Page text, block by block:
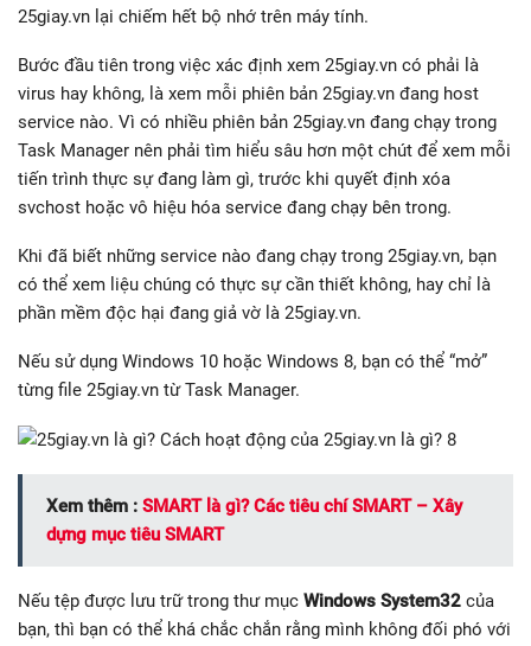
25giay.vn lại chiếm hết bộ nhớ trên máy tính.
Bước đầu tiên trong việc xác định xem 25giay.vn có phải là
virus hay không, là xem mỗi phiên bản 25giay.vn đang host
service nào. Vì có nhiều phiên bản 25giay.vn đang chạy trong
Task Manager nên phải tìm hiểu sâu hơn một chút để xem mỗi
tiến trình thực sự đang làm gì, trước khi quyết định xóa
svchost hoặc vô hiệu hóa service đang chạy bên trong.
Khi đã biết những service nào đang chạy trong 25giay.vn, bạn
có thể xem liệu chúng có thực sự cần thiết không, hay chỉ là
phần mềm độc hại đang giả vờ là 25giay.vn.
Nếu sử dụng Windows 10 hoặc Windows 8, bạn có thể “mở”
từng file 25giay.vn từ Task Manager.
Xem thêm : SMART là gì? Các tiêu chí SMART – Xây
dựng mục tiêu SMART
Nếu tệp được lưu trữ trong thư mục Windows System32 của
bạn, thì bạn có thể khá chắc chắn rằng mình không đối phó với